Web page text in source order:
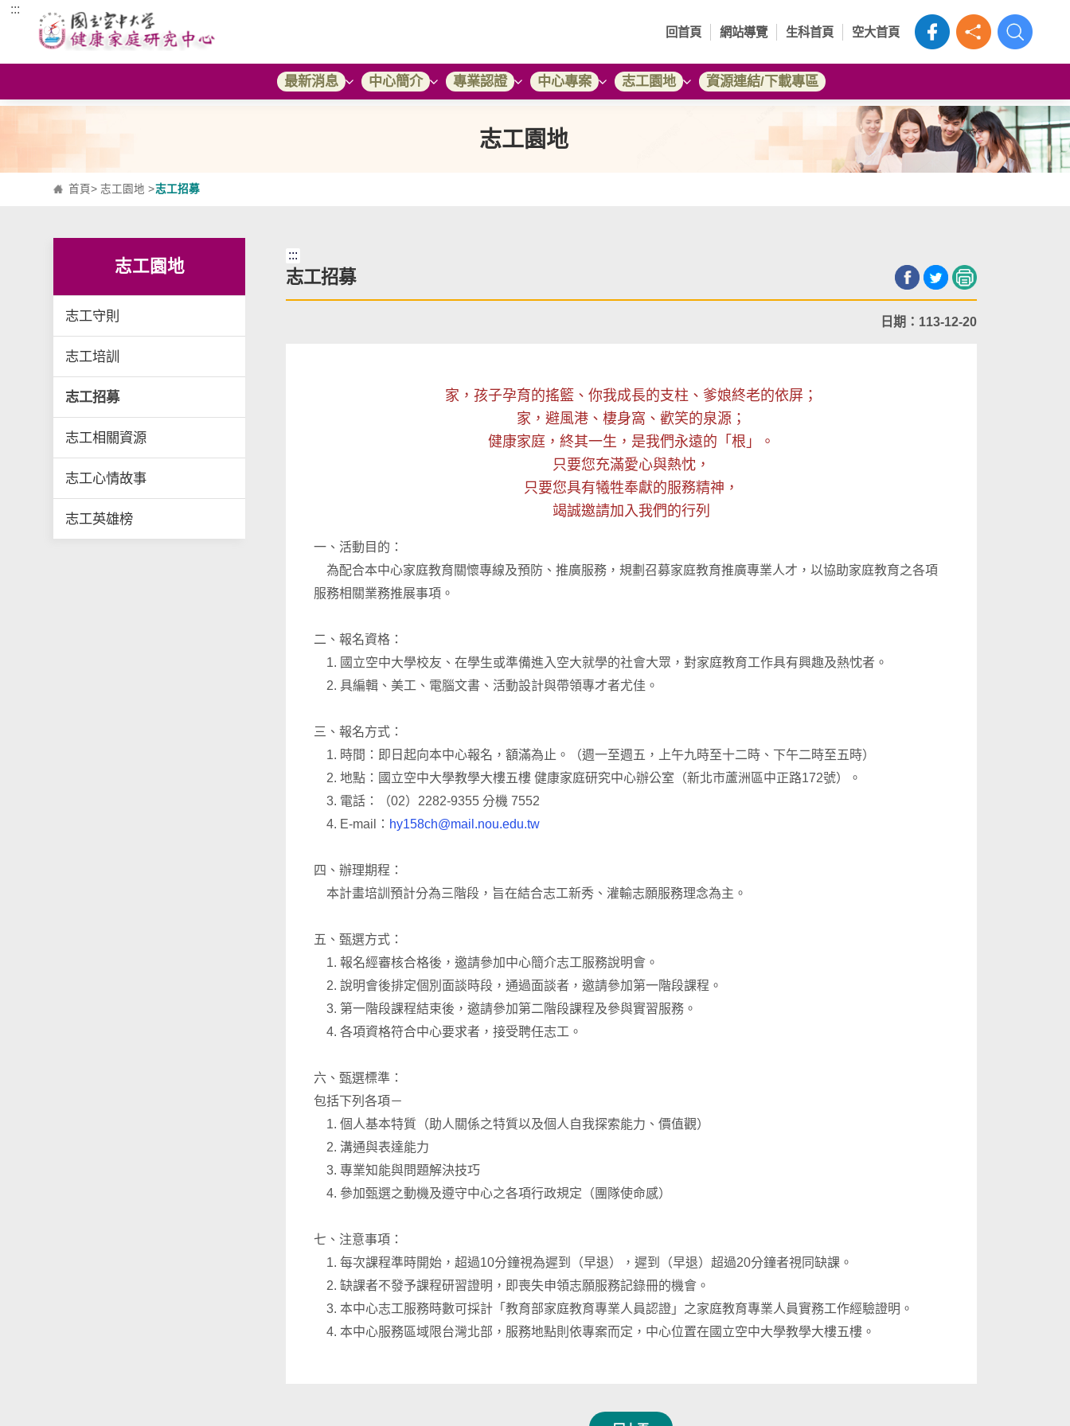
跳到主要內容區塊
:::
回首頁
網站導覽 生科首頁 空大首頁
最新消息 中心簡介 專業認證 中心專案 志工園地 資源連結/下載專區
志工園地
首頁>志工園地 >志工招募
志工園地
志工守則
志工培訓
志工招募
志工相關資源
志工心情故事
志工英雄榜
:::
志工招募
日期：113-12-20
家，孩子孕育的搖籃、你我成長的支柱、爹娘終老的依屏；
家，避風港、棲身窩、歡笑的泉源；
健康家庭，終其一生，是我們永遠的「根」。
只要您充滿愛心與熱忱，
只要您具有犧牲奉獻的服務精神，
竭誠邀請加入我們的行列
一、活動目的：
為配合本中心家庭教育關懷專線及預防、推廣服務，規劃召募家庭教育推廣專業人才，以協助家庭教育之各項
服務相關業務推展事項。
二、報名資格：
1. 國立空中大學校友、在學生或準備進入空大就學的社會大眾，對家庭教育工作具有興趣及熱忱者。
2. 具編輯、美工、電腦文書、活動設計與帶領專才者尤佳。
三、報名方式：
1. 時間：即日起向本中心報名，額滿為止。（週一至週五，上午九時至十二時、下午二時至五時）
2. 地點：國立空中大學教學大樓五樓 健康家庭研究中心辦公室（新北市蘆洲區中正路172號）。
3. 電話：（02）2282-9355 分機 7552
4. E-mail： hy158ch@mail.nou.edu.tw
四、辦理期程：
本計畫培訓預計分為三階段，旨在結合志工新秀、灌輸志願服務理念為主。
五、甄選方式：
1. 報名經審核合格後，邀請參加中心簡介志工服務說明會。
2. 說明會後排定個別面談時段，通過面談者，邀請參加第一階段課程。
3. 第一階段課程結束後，邀請參加第二階段課程及參與實習服務。
4. 各項資格符合中心要求者，接受聘任志工。
六、甄選標準：
包括下列各項－
1. 個人基本特質（助人關係之特質以及個人自我探索能力、價值觀）
2. 溝通與表達能力
3. 專業知能與問題解決技巧
4. 參加甄選之動機及遵守中心之各項行政規定（團隊使命感）
七、注意事項：
1. 每次課程準時開始，超過10分鐘視為遲到（早退），遲到（早退）超過20分鐘者視同缺課。
2. 缺課者不發予課程研習證明，即喪失申領志願服務記錄冊的機會。
3. 本中心志工服務時數可採計「教育部家庭教育專業人員認證」之家庭教育專業人員實務工作經驗證明。
4. 本中心服務區域限台灣北部，服務地點則依專案而定，中心位置在國立空中大學教學大樓五樓。